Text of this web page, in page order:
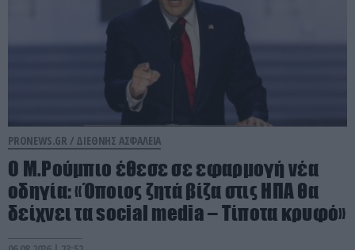
PRONEWS.GR / ΔΙΕΘΝΗΣ ΑΣΦΑΛΕΙΑ
Ο Μ.Ρούμπιο έθεσε σε εφαρμογή νέα
οδηγία: «Όποιος ζητά βίζα στις ΗΠΑ θα
δείχνει τα social media – Τίποτα κρυφό»